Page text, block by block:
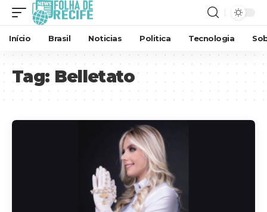
Início Brasil Noticias Politica Tecnologia
Tag: Belletato